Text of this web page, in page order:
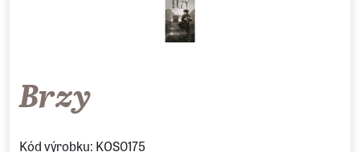
Brzy
Kód výrobku: KOS0175